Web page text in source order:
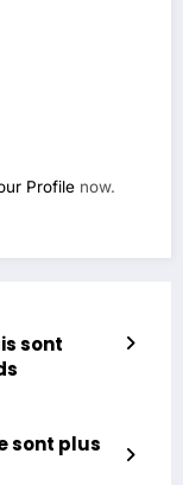
Profile now.
sont
sont plus